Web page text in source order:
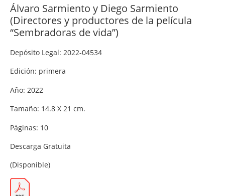
Álvaro Sarmiento y Diego Sarmiento
(Directores y productores de la película
“Sembradoras de vida”)
Depósito Legal: 2022-04534
Edición: primera
Año: 2022
Tamaño: 14.8 X 21 cm.
Páginas: 10
Descarga Gratuita
(Disponible)